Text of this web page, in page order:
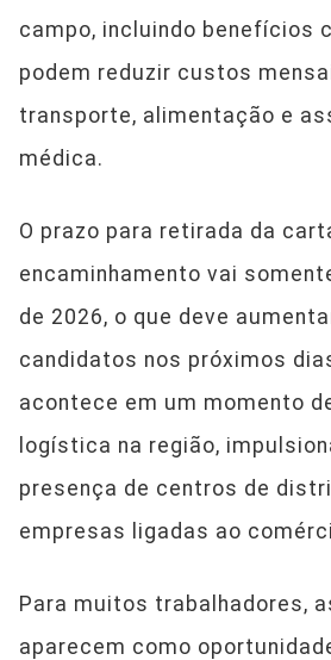
campo, incluindo benefícios
podem reduzir custos
transporte, alimentação e
médica.
O prazo para retirada da
encaminhamento vai
de 2026, o que deve
candidatos nos próximos
acontece em um momento
logística na região,
presença de centros de
empresas ligadas ao
Para muitos trabalhadores,
aparecem como